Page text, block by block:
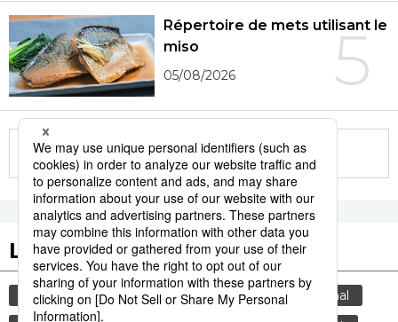
5
Répertoire de mets utilisant le
miso
05/08/2026
More in this series
Les tags populaires
gastronomie culture tourisme
animal